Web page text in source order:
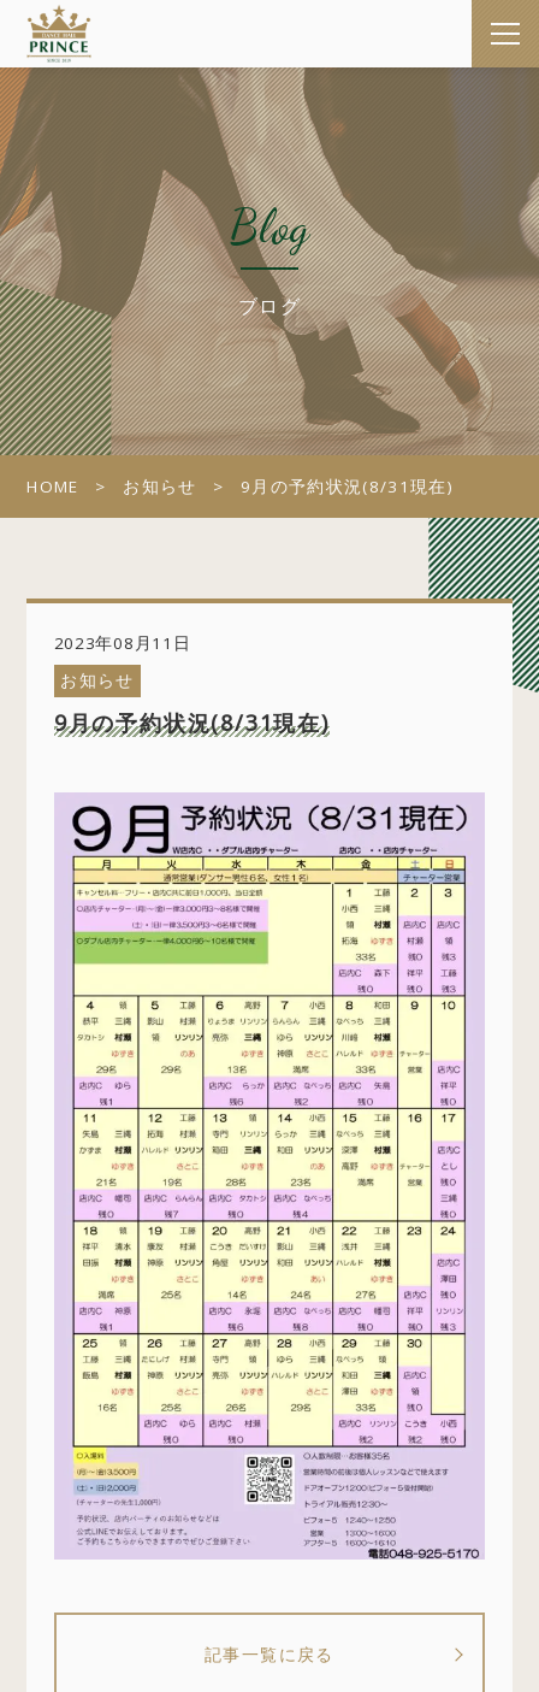
Blog
ブログ
HOME お知らせ 9月の予約状況(8/31現在)
2023年08月11日
お知らせ
9月の予約状況(8/31現在)
記事一覧に戻る